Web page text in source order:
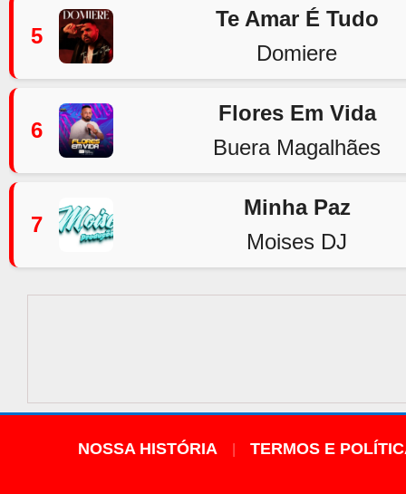
5
Te Amar É Tudo
Domiere
6
Flores Em Vida
Buera Magalhães
7
Minha Paz
Moises DJ
NOSSA HISTÓRIA TERMOS E